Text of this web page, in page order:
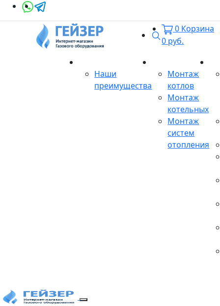
Поиск
0 Корзина
0 руб.
Наши
преимущества
Монтаж
котлов
Монтаж
котельных
Монтаж
систем
отопления